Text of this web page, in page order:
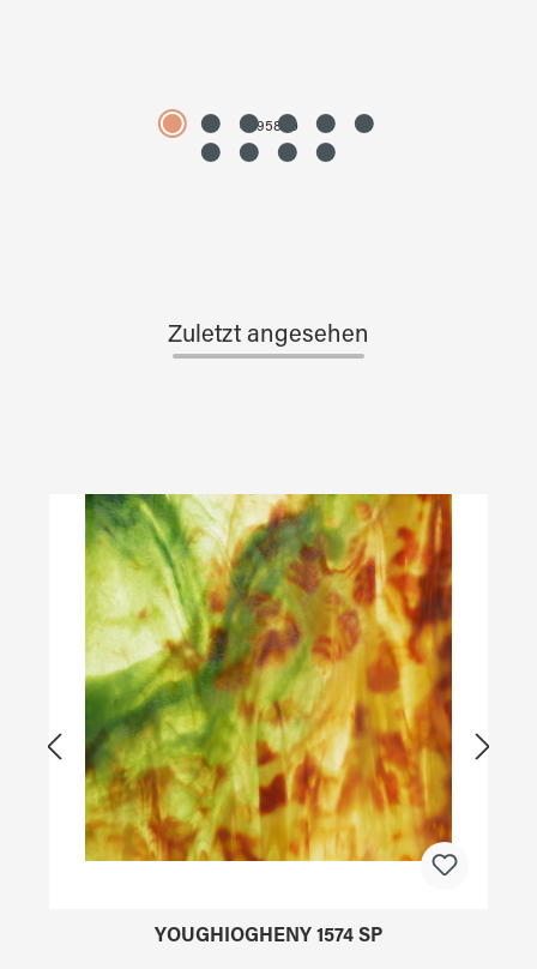
4595890
Zuletzt angesehen
Produktgalerie überspringen
YOUGHIOGHENY 1574 SP